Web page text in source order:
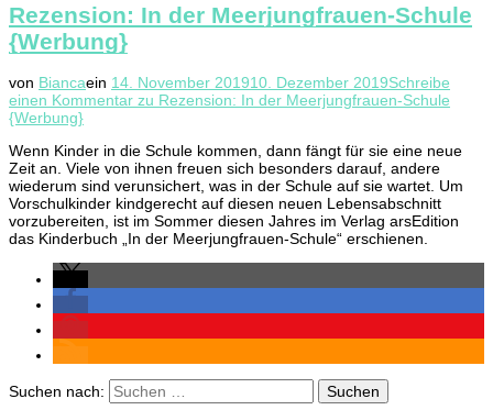
Rezension: In der Meerjungfrauen-Schule
{Werbung}
von Biancaein 14. November 201910. Dezember 2019Schreibe
einen Kommentar zu Rezension: In der Meerjungfrauen-Schule
{Werbung}
Wenn Kinder in die Schule kommen, dann fängt für sie eine neue
Zeit an. Viele von ihnen freuen sich besonders darauf, andere
wiederum sind verunsichert, was in der Schule auf sie wartet. Um
Vorschulkinder kindgerecht auf diesen neuen Lebensabschnitt
vorzubereiten, ist im Sommer diesen Jahres im Verlag arsEdition
das Kinderbuch „In der Meerjungfrauen-Schule“ erschienen.
Suchen nach: